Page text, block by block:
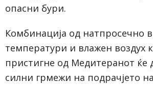
опасни бури.
Комбинација од натпросечно
температури и влажен воздух
пристигне од Медитеранот ќе
силни грмежи на подрачјето